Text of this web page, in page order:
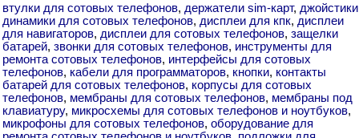
втулки для сотовых телефонов, держатели sim-карт, джойстики
динамики для сотовых телефонов, дисплеи для кпк, дисплеи
для навигаторов, дисплеи для сотовых телефонов, защелки
батарей, звонки для сотовых телефонов, инструменты для
ремонта сотовых телефонов, интерфейсы для сотовых
телефонов, кабели для программаторов, кнопки, контакты
батарей для сотовых телефонов, корпусы для сотовых
телефонов, мембраны для сотовых телефонов, мембраны под
клавиатуру, микросхемы для сотовых телефонов и ноутбуков,
микрофоны для сотовых телефонов, оборудование для